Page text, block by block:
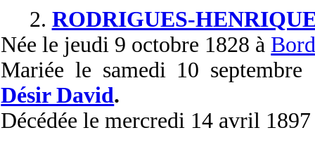
2. RODRIGUES-
Née le jeudi 9 octobre 1828 à
Mariée le samedi 10
Désir David.
Décédée le mercredi 14 avril